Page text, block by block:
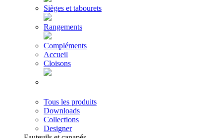
Sièges et tabourets
Rangements
Compléments
Accueil
Cloisons
Tous les produits
Downloads
Collections
Designer